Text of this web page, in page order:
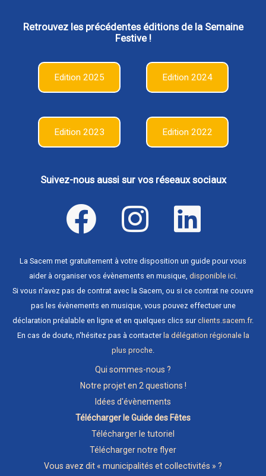
Retrouvez les précédentes éditions de la Semaine
Festive !
Edition 2025 Edition 2024
Edition 2023 Edition 2022
Suivez-nous aussi sur vos réseaux sociaux
La Sacem met gratuitement à votre disposition un guide pour vous
aider à organiser vos évènements en musique, disponible ici.
Si vous n'avez pas de contrat avec la Sacem, ou si ce contrat ne couvre
pas les évènements en musique, vous pouvez effectuer une
déclaration préalable en ligne et en quelques clics surclients.sacem.fr.
En cas de doute, n'hésitez pas à contacterla délégation régionale la
plus proche
Qui sommes-nous ?
Notre projet en 2 questions !
Idées d'évènements
Télécharger le Guide des Fêtes
Télécharger le tutoriel
Télécharger notre flyer
Vous avez dit « municipalités et collectivités » ?